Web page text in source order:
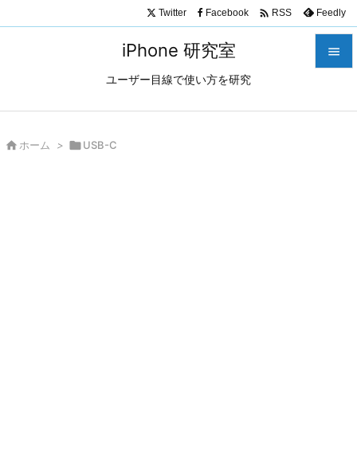
iPhone 研究室
ユーザー目線で使い方を研究

Twitter Facebook  RSS Feedly
 ホーム > USB-C